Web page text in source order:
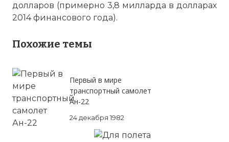
долларов (примерно 3,8 милларда в долларах
2014 финансового года).
Похожие темы
Первый в мире
транспортный самолет
Ан-22
24 декабря 1982